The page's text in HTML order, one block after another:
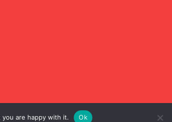
are happy with it. Ok